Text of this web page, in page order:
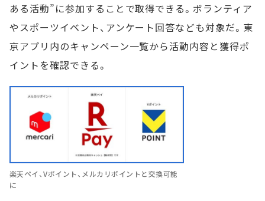
ある活動”に参加することで取得できる。ボランティア
やスポーツイベント、アンケート回答なども対象だ。東
京アプリ内のキャンペーン一覧から活動内容と獲得ポ
イントを確認できる。
楽天ペイ、Vポイント、メルカリポイントと交換可能
に